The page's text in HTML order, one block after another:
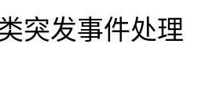
突发事件处理